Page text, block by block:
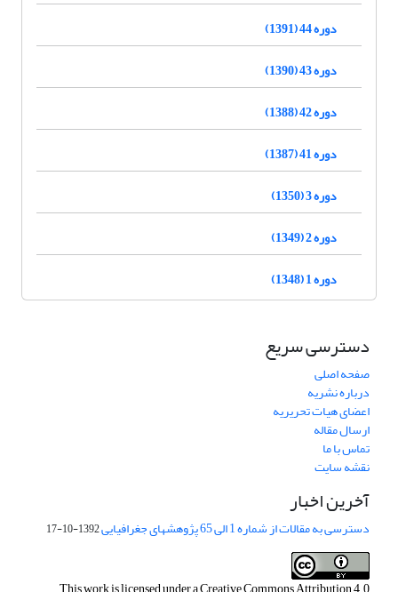
دوره 44 (1391)
دوره 43 (1390)
دوره 42 (1388)
دوره 41 (1387)
دوره 3 (1350)
دوره 2 (1349)
دوره 1 (1348)
دسترسی سریع
صفحه اصلی
درباره نشریه
اعضای هیات تحریریه
ارسال مقاله
تماس با ما
نقشه سایت
آخرین اخبار
دسترسی به مقالات از شماره 1 الی 65 پژوهشهای جغرافیایی 1392-10-17